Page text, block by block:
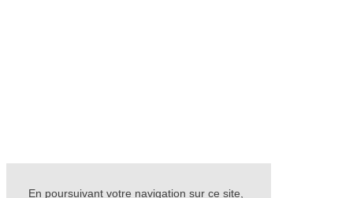
En poursuivant votre navigation sur ce site,